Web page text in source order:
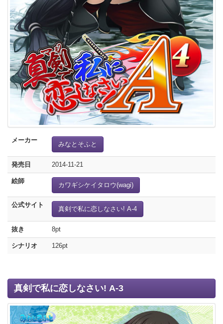
メーカー
みなとそふと
発売日 2014-11-21
絵師
カワギシケイタロウ(wagi)
公式サイト
真剣で私に恋しなさい! A-4
抜き 8pt
シナリオ 126pt
真剣で私に恋しなさい! A-3